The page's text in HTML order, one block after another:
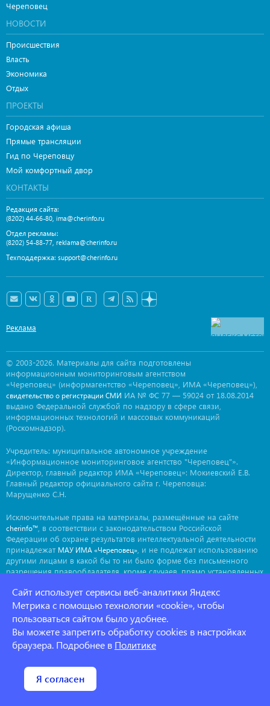
Череповец
НОВОСТИ
Происшествия
Власть
Экономика
Отдых
ПРОЕКТЫ
Городская афиша
Прямые трансляции
Гид по Череповцу
Мой комфортный двор
КОНТАКТЫ
Редакция сайта:
(8202) 44-66-80, ima@cherinfo.ru
Отдел рекламы:
(8202) 54-88-77, reklama@cherinfo.ru
Техподдержка: support@cherinfo.ru
Реклама
© 2003-2026. Материалы для сайта подготовлены
информационным мониторинговым агентством
«Череповец» (информагентство «Череповец», ИМА «Череповец»),
свидетельство о регистрации СМИ ИА № ФС 77 — 59024 от 18.08.2014
выдано Федеральной службой по надзору в сфере связи,
информационных технологий и массовых коммуникаций
(Роскомнадзор).
Учредитель: муниципальное автономное учреждение
«Информационное мониторинговое агентство "Череповец"».
Директор, главный редактор ИМА «Череповец»: Мокиевский Е.В.
Главный редактор официального сайта г. Череповца:
Марущенко С.Н.
Исключительные права на материалы, размещённые на сайте
cherinfo™ , в соответствии с законодательством Российской
Федерации об охране результатов интеллектуальной деятельности
принадлежат МАУ ИМА «Череповец» , и не подлежат использованию
другими лицами в какой бы то ни было форме без письменного
разрешения правообладателя, кроме случаев, прямо установленных
ima@cherinfo.ru. Мнение авторов может не совпадать с мнением
редакции.
При использовании материалов сайтаcherinfo™
является прямая, открытая для индексации гиперссылка на
страницу, с которой материал заимствован. Гиперссылка должна
размещаться непосредственно в тексте, воспроизводящем
оригинальный материал
Политика конфеденциальности
Сайт использует сервисы веб-аналитики Яндекс
Метрика с помощью технологии «cookie», чтобы
пользоваться сайтом было удобнее.
Вы можете запретить обработку cookies в настройках
браузера. Подробнее в Политике